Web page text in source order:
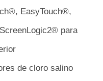
EasyTouch®,
para
de cloro salino